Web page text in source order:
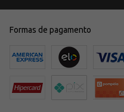
Formas de pagamento